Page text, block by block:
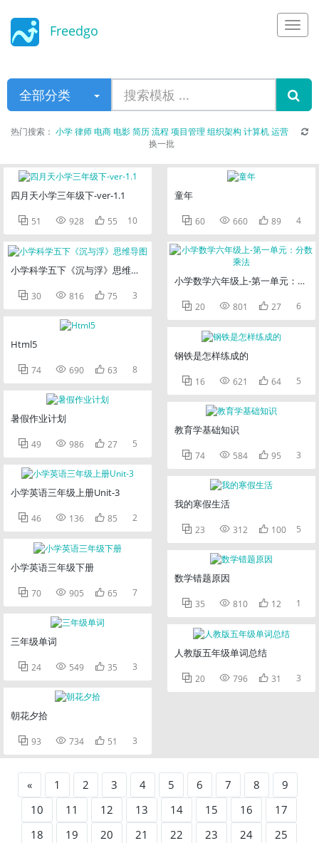
Freedgo
全部分类
热门搜索： 小学律师电商电影简历流程 项目管理 组织架构 计算机运营
换一批
四月天小学三年级下-ver-1.1
 51  928  55 10
小学科学五下《沉与浮》思维导图
 30  816  75 3
Html5
 74  690  63 8
暑假作业计划
 49  986  27 5
小学英语三年级上册Unit-3
 46  136  85 2
小学英语三年级下册
 70  905  65 7
三年级单词
 24  549  35 3
朝花夕拾
 93  734  51 3
童年
 60  660  89 4
小学数学六年级上-第一单元：分数
 20  801  27 6
钢铁是怎样练成的
 16  621  64 5
教育学基础知识
 74  584  95 3
我的寒假生活
 23  312  100 5
数学错题原因
 35  810  12 1
人教版五年级单词总结
 20  796  31 3
« 1 2 3 4 5 6 7 8
9
10
11 12 13 14 15 16
17
18
19 20 21 22 23 24
25